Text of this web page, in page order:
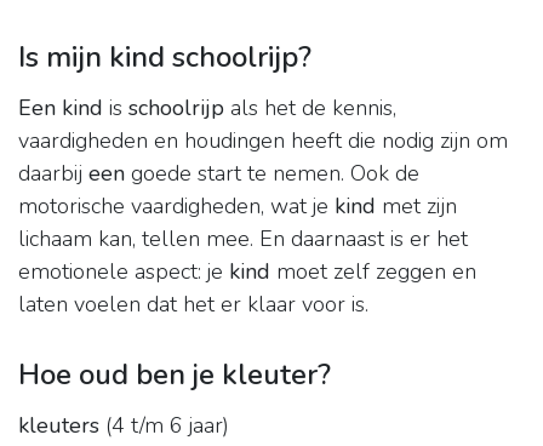
Is mijn kind schoolrijp?
Een kind is schoolrijp als het de kennis,
vaardigheden en houdingen heeft die nodig zijn om
daarbij een goede start te nemen. Ook de
motorische vaardigheden, wat je kind met zijn
lichaam kan, tellen mee. En daarnaast is er het
emotionele aspect: je kind moet zelf zeggen en
laten voelen dat het er klaar voor is.
Hoe oud ben je kleuter?
kleuters (4 t/m 6 jaar)